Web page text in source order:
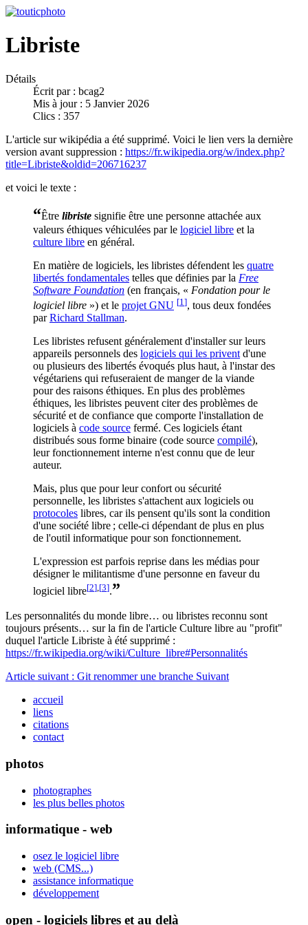
Libriste
Détails
Écrit par : bcag2
Mis à jour : 5 Janvier 2026
Clics : 357
L'article sur wikipédia a été supprimé. Voici le lien vers la dernière
version avant suppression : https://fr.wikipedia.org/w/index.php?
title=Libriste&oldid=206716237
et voici le texte :
“Être libriste signifie être une personne attachée aux
valeurs éthiques véhiculées par le logiciel libre et la
culture libre en général.
En matière de logiciels, les libristes défendent les quatre
libertés fondamentales telles que définies par la Free
Software Foundation (en français, « Fondation pour le
logiciel libre ») et le projet GNU [1 ], tous deux fondées
parRichard Stallman.
Les libristes refusent généralement d'installer sur leurs
appareils personnels des logiciels qui les privent d'une
ou plusieurs des libertés évoqués plus haut, à l'instar des
végétariens qui refuseraient de manger de la viande
pour des raisons éthiques. En plus des problèmes
éthiques, les libristes peuvent citer des problèmes de
sécurité et de confiance que comporte l'installation de
logiciels à code source fermé. Ces logiciels étant
distribués sous forme binaire (code source compilé),
leur fonctionnement interne n'est connu que de leur
auteur.
Mais, plus que pour leur confort ou sécurité
personnelle, les libristes s'attachent aux logiciels ou
protocoles libres, car ils pensent qu'ils sont la condition
d'une société libre ; celle-ci dépendant de plus en plus
de l'outil informatique pour son fonctionnement.
L'expression est parfois reprise dans les médias pour
désigner le militantisme d'une personne en faveur du
logiciel libre[2] [3].”
Les personnalités du monde libre… ou libristes reconnu sont
toujours présents… sur la fin de l'article Culture libre au "profit"
duquel l'article Libriste à été supprimé :
https://fr.wikipedia.org/wiki/Culture_libre#Personnalités
Article suivant : Git renommer une branche Suivant
accueil
liens
citations
contact
photos
photographes
les plus belles photos
informatique - web
osez le logiciel libre
web (CMS...)
assistance informatique
développement
open - logiciels libres et au delà